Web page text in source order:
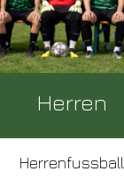
Herren
Herrenfussball